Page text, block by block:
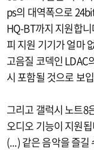
ps의 대역폭으로
HQ-BT까지 지원합
피 지원 기기가 얼마
고음질 코덱인 LDAC
시 포함될 것으로 보
그리고 갤럭시 노트8
오디오 기능이 지원
(...) 같은 음악을 즐길